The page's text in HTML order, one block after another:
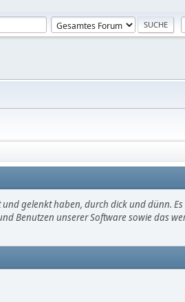
gelenkt haben, durch dick und dünn.
Benutzen unserer Software sowie das